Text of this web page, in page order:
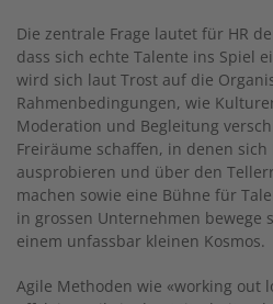
Die zentrale Frage lautet für HR
dass sich echte Talente ins Spiel
wird sich laut Trost auf die
Rahmenbedingungen, wie
Moderation und Begleitung
Freiräume schaffen, in denen
ausprobieren und über den
machen sowie eine Bühne für
in grossen Unternehmen
einem unfassbar kleinen Kosmos.
Agile Methoden wie «working out